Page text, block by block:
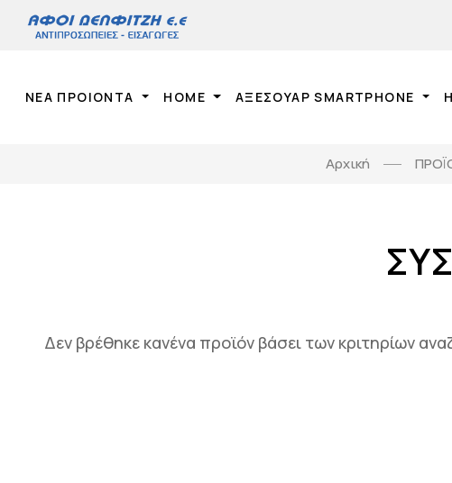
ΝΕΑ ΠΡΟΙΟΝΤΑ HOME ΑΞΕΣΟΥΑΡ SMARTPHONE
Αρχική
Δεν βρέθηκε κανένα προϊόν βάσει των κριτηρίων